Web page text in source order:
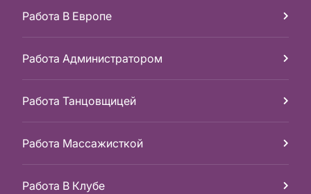
Работа В Европе
Работа Администратором
Работа Танцовщицей
Работа Массажисткой
Работа В Клубе